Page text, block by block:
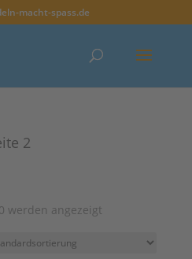
macht-spass.de
2
werden angezeigt